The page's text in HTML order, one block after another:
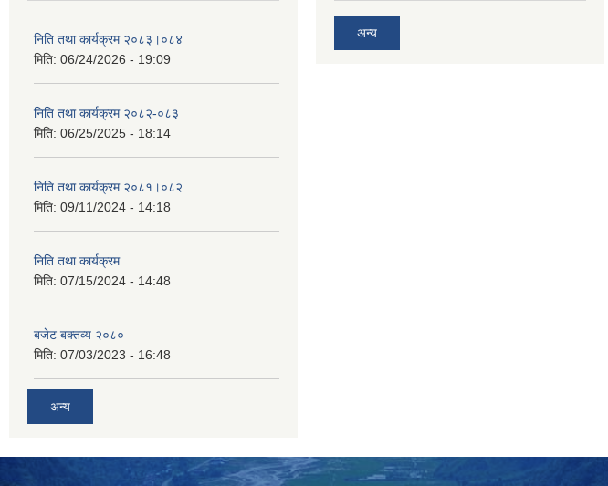
निति तथा कार्यक्रम २०८३।०८४
मिति: 06/24/2026 - 19:09
निति तथा कार्यक्रम २०८२-०८३
मिति: 06/25/2025 - 18:14
निति तथा कार्यक्रम २०८१।०८२
मिति: 09/11/2024 - 14:18
निति तथा कार्यक्रम
मिति: 07/15/2024 - 14:48
बजेट बक्तव्य २०८०
मिति: 07/03/2023 - 16:48
अन्य
अन्य